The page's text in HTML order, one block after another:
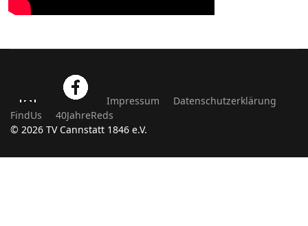
Impressum
Datenschutzerklärung
FindUs
40JahreReds
© 2026 TV Cannstatt 1846 e.V.